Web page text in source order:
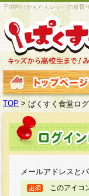
子供向けかんたんレシピの食育
TOP > ぱくすく食堂ロ
メールアドレスと
このアイコ